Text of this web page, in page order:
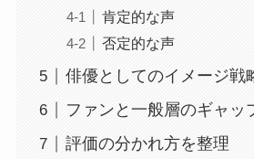
肯定的な声
否定的な声
俳優としてのイメージ戦
ファンと一般層のギャッ
評価の分かれ方を整理